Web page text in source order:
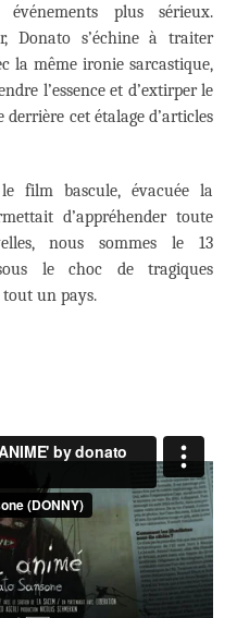
plus sérieux.
Donato s’échine à traiter
la même ironie sarcastique,
l’essence et d’extirper le
cet étalage d’articles
film bascule, évacuée la
d’appréhender toute
nous sommes le 13
le choc de tragiques
un pays.